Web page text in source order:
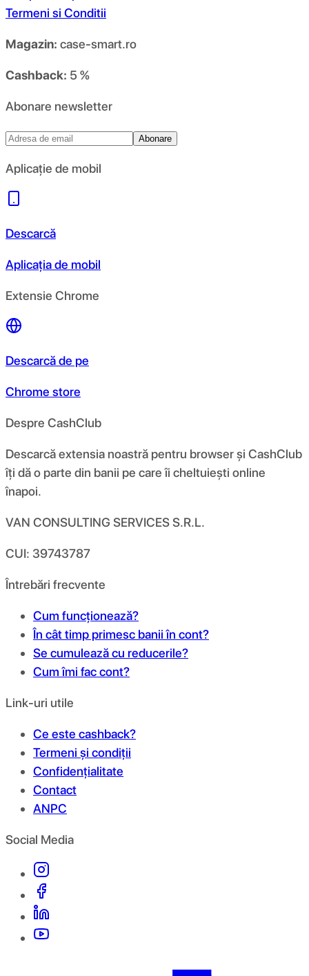
Termeni si Conditii
Magazin: case-smart.ro
Cashback: 5 %
Abonare newsletter
Abonare
Aplicație de mobil
Descarcă
Aplicația de mobil
Extensie Chrome
Descarcă de pe
Chrome store
Despre CashClub
Descarcă extensia noastră pentru browser și CashClub
îți dă o parte din banii pe care îi cheltuiești online
înapoi.
VAN CONSULTING SERVICES S.R.L.
CUI: 39743787
Întrebări frecvente
Cum funcționează?
În cât timp primesc banii în cont?
Se cumulează cu reducerile?
Cum îmi fac cont?
Link-uri utile
Ce este cashback?
Termeni și condiții
Confidențialitate
Contact
ANPC
Social Media